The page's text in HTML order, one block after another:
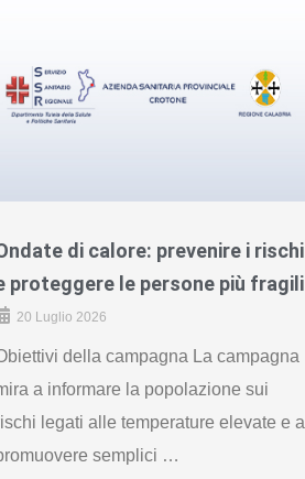
di calore: prevenire i rischi
proteggere le persone più fragili
20 Luglio 2026
della campagna La campagna
a informare la popolazione sui
legati alle temperature elevate e a
semplici …